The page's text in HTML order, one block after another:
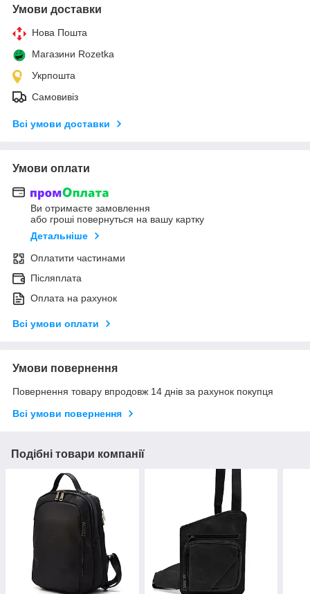
Умови доставки
Нова Пошта
Магазини Rozetka
Укрпошта
Самовивіз
Всі умови доставки
Умови оплати
Ви отримаєте замовлення
або гроші повернуться на вашу картку
Детальніше
Оплатити частинами
Післяплата
Оплата на рахунок
Всі умови оплати
Умови повернення
Повернення товару впродовж 14 днів за рахунок покупця
Всі умови повернення
Подібні товари компанії